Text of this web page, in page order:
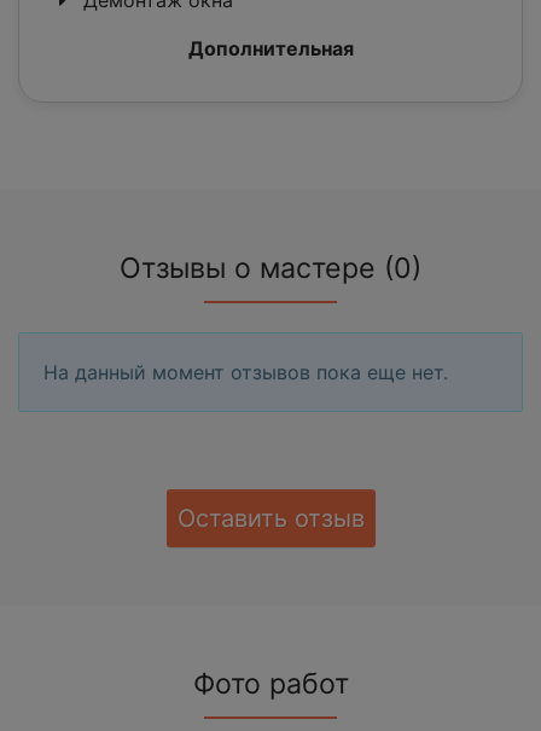
Дополнительная
Отзывы о мастере (0)
На данный момент отзывов пока еще нет.
Оставить отзыв
Фото работ